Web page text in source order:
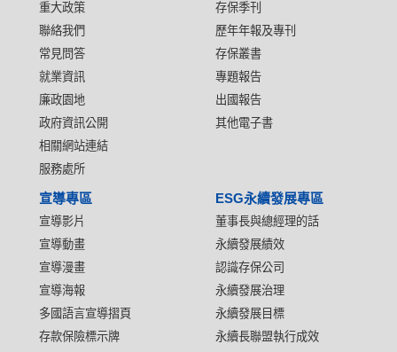
重大政策
聯絡我們
常見問答
就業資訊
廉政園地
政府資訊公開
相關網站連結
服務處所
存保季刊
歷年年報及專刊
存保叢書
專題報告
出國報告
其他電子書
宣導專區
宣導影片
宣導動畫
宣導漫畫
宣導海報
多國語言宣導摺頁
存款保險標示牌
ESG永續發展專區
董事長與總經理的話
永續發展績效
認識存保公司
永續發展治理
永續發展目標
永續長聯盟執行成效